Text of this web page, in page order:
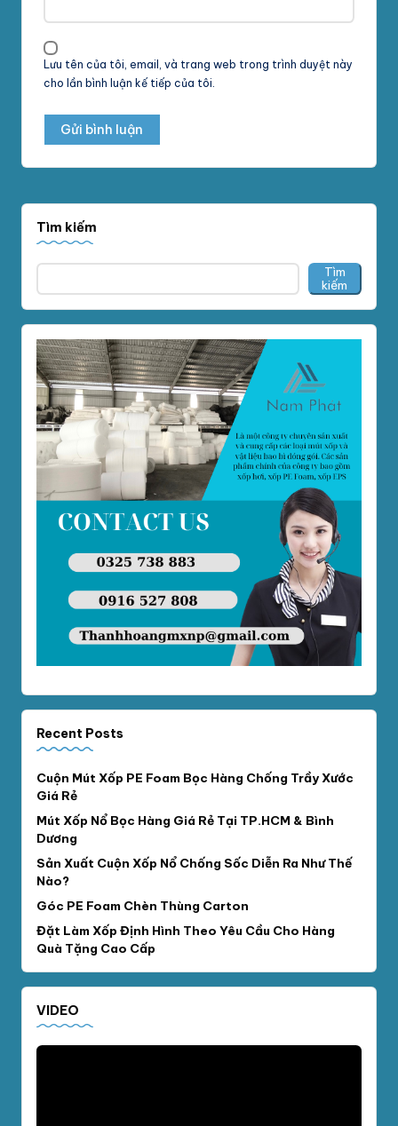
Lưu tên của tôi, email, và trang web trong trình duyệt này
cho lần bình luận kế tiếp của tôi.
Tìm kiếm
Tìm
kiếm
Recent Posts
Cuộn Mút Xốp PE Foam Bọc Hàng Chống Trầy Xước
Giá Rẻ
Mút Xốp Nổ Bọc Hàng Giá Rẻ Tại TP.HCM & Bình
Dương
Sản Xuất Cuộn Xốp Nổ Chống Sốc Diễn Ra Như Thế
Nào?
Góc PE Foam Chèn Thùng Carton
Đặt Làm Xốp Định Hình Theo Yêu Cầu Cho Hàng
Quà Tặng Cao Cấp
VIDEO